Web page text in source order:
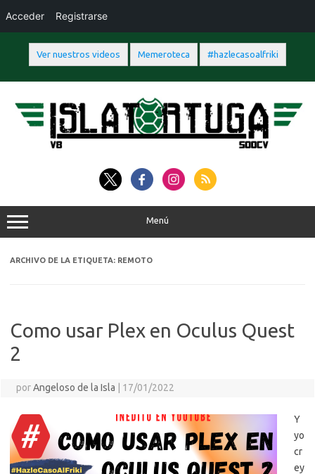
Ver nuestros videos Memeroteca #hazlecasoalfriki
Acceder Registrarse
contenido
Menú
ARCHIVO DE LA ETIQUETA: REMOTO
Como usar Plex en Oculus Quest
2
porAngeloso de la Isla 17/01/2022
Y
yo
cr
ey